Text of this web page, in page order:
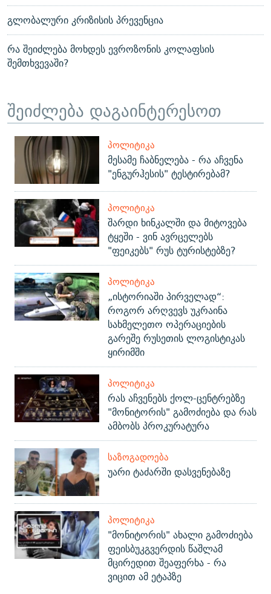
გლობალური კრიზისის პრევენცია
რა შეიძლება მოხდეს ევროზონის კოლაფსის
შემთხვევაში?
შეიძლება დაგაინტერესოთ
ᲞᲝᲚᲘᲢᲘᲙᲐ
მესამე ჩაბნელება - რა აჩვენა
"ენგურჰესის" ტესტირებამ?
ᲞᲝᲚᲘᲢᲘᲙᲐ
შარდი ხინკალში და მიტოვება
ტყეში - ვინ ავრცელებს
"ფეიკებს" რუს ტურისტებზე?
ᲞᲝᲚᲘᲢᲘᲙᲐ
„ისტორიაში პირველად“:
როგორ არღვევს უკრაინა
სახმელეთო ოპერაციების
გარეშე რუსეთის ლოგისტიკას
ყირიმში
ᲞᲝᲚᲘᲢᲘᲙᲐ
რას აჩვენებს ქოლ-ცენტრებზე
"მონიტორის" გამოძიება და რას
ამბობს პროკურატურა
ᲡᲐᲖᲝᲒᲐᲓᲝᲔᲑᲐ
უარი ტაძარში დასვენებაზე
ᲞᲝᲚᲘᲢᲘᲙᲐ
"მონიტორის" ახალი გამოძიება
ფეისბუკგვერდის წაშლამ
მცირედით შეაფერხა - რა
ვიცით ამ ეტაპზე